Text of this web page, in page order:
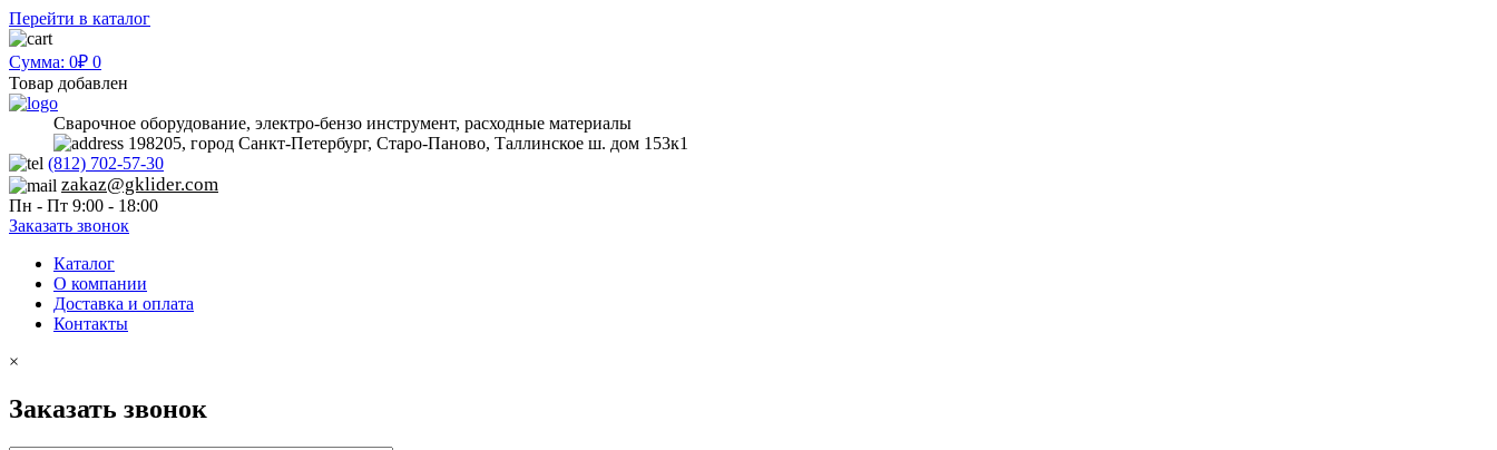
Перейти в каталог
Сумма: 0₽ 0
Товар добавлен
Сварочное оборудование, электро-бензо инструмент, расходные материалы
198205, город Санкт-Петербург, Старо-Паново, Таллинское ш. дом 153к1
(812) 702-57-30
zakaz@gklider.com
Пн - Пт 9:00 - 18:00
Заказать звонок
Каталог
О компании
Доставка и оплата
Контакты
×
Заказать звонок